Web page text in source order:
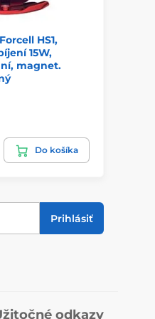
HS1,
15W,
magnet.
Do košíka
Prihlásiť
odkazy